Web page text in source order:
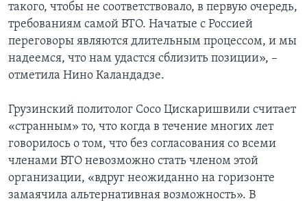
такого, чтобы не соответствовало, в первую очередь,
требованиям самой ВТО. Начатые с Россией
переговоры являются длительным процессом, и мы
надеемся, что нам удастся сблизить позиции», –
отметила Нино Каландадзе.
Грузинский политолог Сосо Цискаришвили считает
«странным» то, что когда в течение многих лет
говорилось о том, что без согласования со всеми
членами ВТО невозможно стать членом этой
организации, «вдруг неожиданно на горизонте
замаячила альтернативная возможность». В